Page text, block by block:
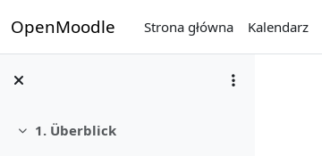
OpenMoodle Strona główna Kalendarz
Minimalizuj
1. Überblick